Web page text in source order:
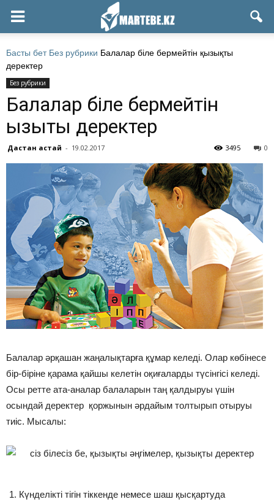
Басты бет Без рубрики Балалар біле бермейтін қызықты
деректер
Без рубрики
Балалар біле бермейтін
қызықты деректер
Дастан Қастай - 19.02.2017 0
3495
Балалар әрқашан жаңалықтарға құмар келеді. Олар көбінесе
бір-біріне қарама қайшы келетін оқиғаларды түсінгісі келеді.
Осы ретте ата-аналар балаларын таң қалдыруы үшін
осындай деректер қоржынын әрдайым толтырып отыруы
тиіс. Мысалы:
Күнделікті тігін тіккенде немесе шаш қысқартуда